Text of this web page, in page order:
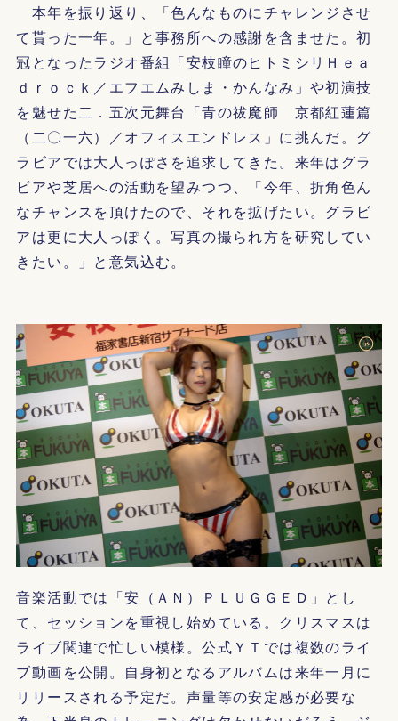
本年を振り返り、「色んなものにチャレンジさせ
て貰った一年。」と事務所への感謝を含ませた。初
冠となったラジオ番組「安枝瞳のヒトミシリＨｅａ
ｄｒｏｃｋ／エフエムみしま・かんなみ」や初演技
を魅せた二．五次元舞台「青の祓魔師 京都紅蓮篇
（二〇一六）／オフィスエンドレス」に挑んだ。グ
ラビアでは大人っぽさを追求してきた。来年はグラ
ビアや芝居への活動を望みつつ、「今年、折角色ん
なチャンスを頂けたので、それを拡げたい。グラビ
アは更に大人っぽく。写真の撮られ方を研究してい
きたい。」と意気込む。
音楽活動では「安（ＡＮ）ＰＬＵＧＧＥＤ」とし
て、セッションを重視し始めている。クリスマスは
ライブ関連で忙しい模様。公式ＹＴでは複数のライ
ブ動画を公開。自身初となるアルバムは来年一月に
リリースされる予定だ。声量等の安定感が必要な